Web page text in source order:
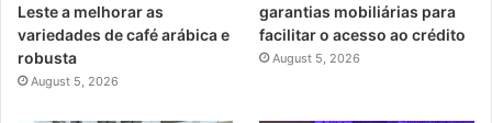
Leste a melhorar as
variedades de café arábica e
robusta
August 5, 2026
garantias mobiliárias para
facilitar o acesso ao crédito
August 5, 2026